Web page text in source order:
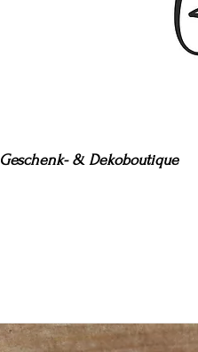
Geschenk- & Dekoboutique